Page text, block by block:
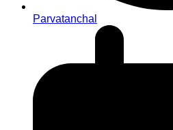
Parvatanchal